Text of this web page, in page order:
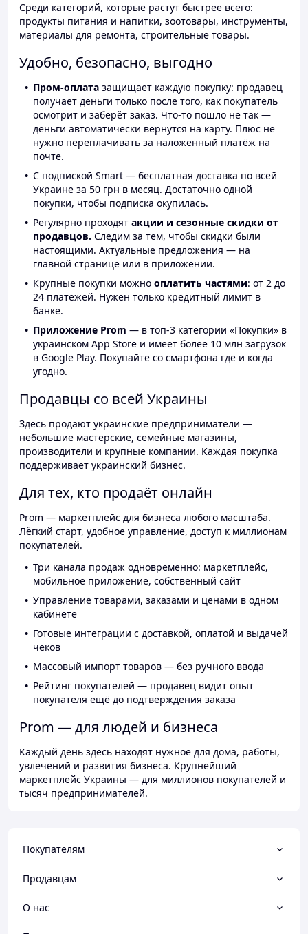
Среди категорий, которые растут быстрее всего:
продукты питания и напитки, зоотовары, инструменты,
материалы для ремонта, строительные товары.
Удобно, безопасно, выгодно
Пром-оплата защищает каждую покупку: продавец
получает деньги только после того, как покупатель
осмотрит и заберёт заказ. Что-то пошло не так —
деньги автоматически вернутся на карту. Плюс не
нужно переплачивать за наложенный платёж на
почте.
С подпиской Smart — бесплатная доставка по всей
Украине за 50 грн в месяц. Достаточно одной
покупки, чтобы подписка окупилась.
Регулярно проходят акции и сезонные скидки от
продавцов. Следим за тем, чтобы скидки были
настоящими. Актуальные предложения — на
главной странице или в приложении.
Крупные покупки можно оплатить частями: от 2 до
24 платежей. Нужен только кредитный лимит в
банке.
Приложение Prom — в топ-3 категории «Покупки» в
украинском App Store и имеет более 10 млн загрузок
в Google Play. Покупайте со смартфона где и когда
угодно.
Продавцы со всей Украины
Здесь продают украинские предприниматели —
небольшие мастерские, семейные магазины,
производители и крупные компании. Каждая покупка
поддерживает украинский бизнес.
Для тех, кто продаёт онлайн
Prom — маркетплейс для бизнеса любого масштаба.
Лёгкий старт, удобное управление, доступ к миллионам
покупателей.
Три канала продаж одновременно: маркетплейс,
мобильное приложение, собственный сайт
Управление товарами, заказами и ценами в одном
кабинете
Готовые интеграции с доставкой, оплатой и выдачей
чеков
Массовый импорт товаров — без ручного ввода
Рейтинг покупателей — продавец видит опыт
покупателя ещё до подтверждения заказа
Prom — для людей и бизнеса
Каждый день здесь находят нужное для дома, работы,
увлечений и развития бизнеса. Крупнейший
маркетплейс Украины — для миллионов покупателей и
тысяч предпринимателей.
Покупателям
Продавцам
О нас